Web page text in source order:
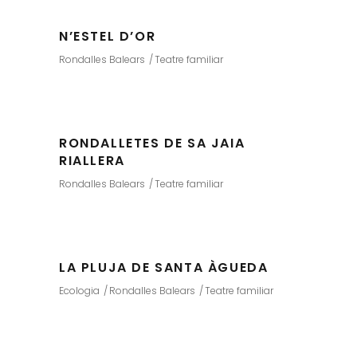
N’ESTEL D’OR
Rondalles Balears Teatre familiar
RONDALLETES DE SA JAIA
RIALLERA
Rondalles Balears Teatre familiar
LA PLUJA DE SANTA ÀGUEDA
Ecologia Rondalles Balears Teatre familiar